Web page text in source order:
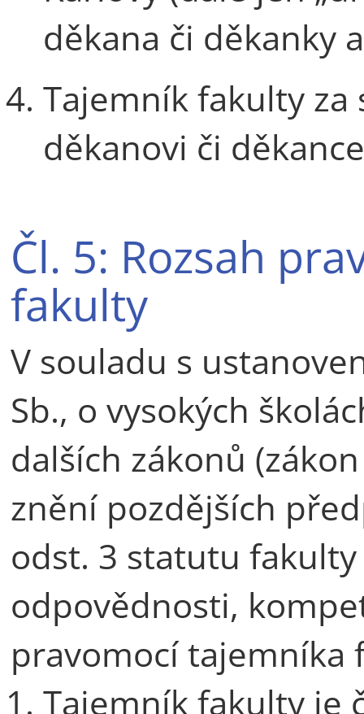
děkana či děkanky
Tajemník fakulty
děkanovi či
Čl. 5: Rozsah
fakulty
V souladu s
Sb., o vysokých
dalších zákonů
znění pozdějších
odst. 3 statutu
odpovědnosti,
pravomocí tajemníka
Tajemník fakulty je